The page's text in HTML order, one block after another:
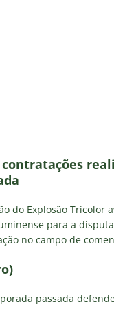
de agosto de 2026 ]
de agosto de 2026 ] Dia de
nas quartas de final da
de agosto de 2026 ]
do Explosão Tricolor
para a
no campo de
passada